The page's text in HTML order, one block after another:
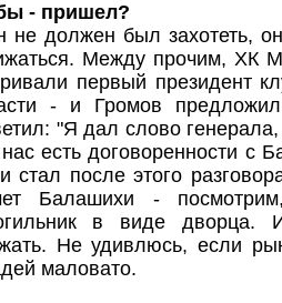
- пришел?
не должен был захотеть,
Между прочим, ХК
первый президент
- и Громов
"Я дал слово
есть договоренности с
стал после этого
Балашихи -
в виде дворца.
Не удивлюсь, если
маловато.